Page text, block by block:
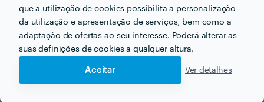
que a utilização de cookies possibilita a personalização
da utilização e apresentação de serviços, bem como a
adaptação de ofertas ao seu interesse. Poderá alterar as
suas definições de cookies a qualquer altura.
Aceitar Ver detalhes